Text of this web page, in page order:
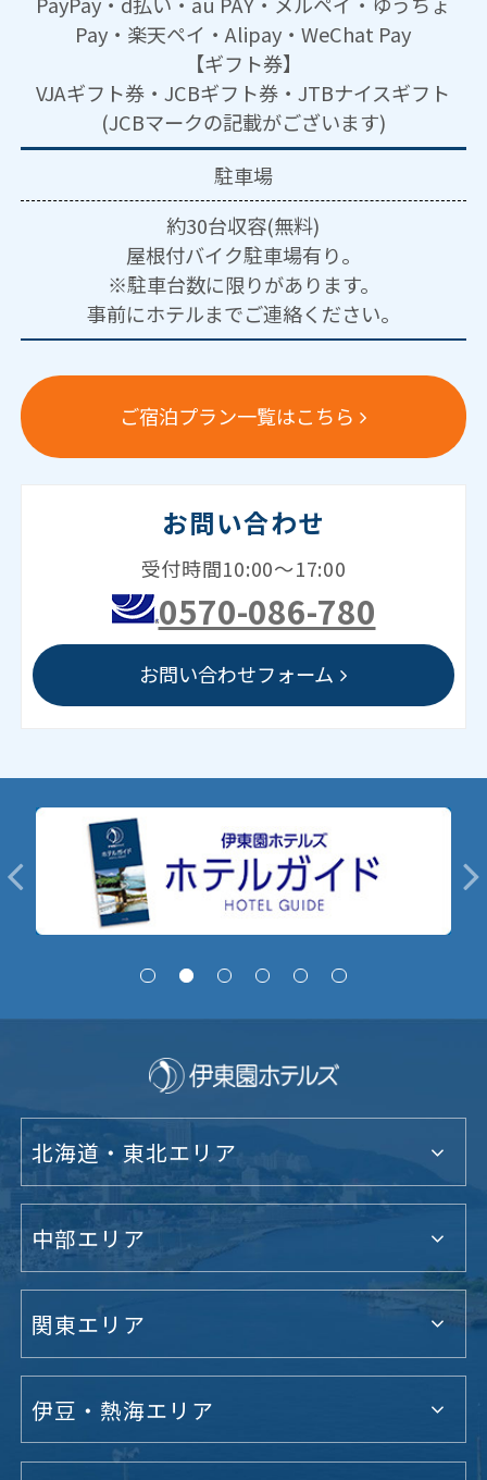
Pay・楽天ペイ・Alipay・WeChat Pay
【ギフト券】
VJAギフト券・JCBギフト券・JTBナイスギフト
(JCBマークの記載がございます)
駐車場
約30台収容(無料)
屋根付バイク駐車場有り。
※駐車台数に限りがあります。
事前にホテルまでご連絡ください。
ご宿泊プラン一覧はこちら
お問い合わせ
受付時間10:00～17:00
0570-086-780
お問い合わせフォーム
北海道・東北エリア
中部エリア
関東エリア
伊豆・熱海エリア